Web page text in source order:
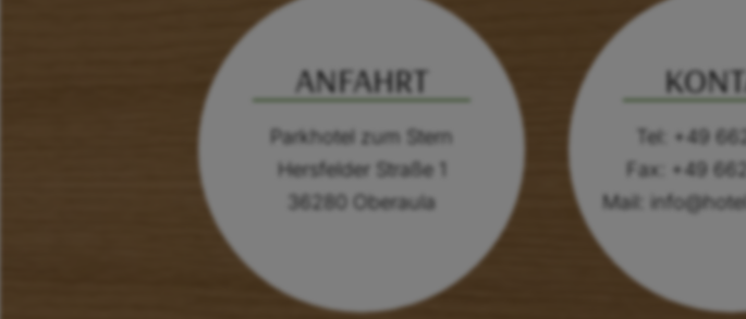
ANFAHRT
Parkhotel zum Stern
Hersfelder Straße 1
36280 Oberaula
Tel: +49
Fax: +49
Mail: